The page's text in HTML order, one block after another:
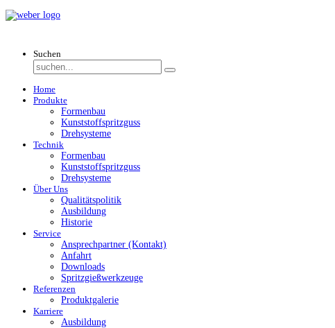
Suchen
Home
Produkte
Formenbau
Kunststoffspritzguss
Drehsysteme
Technik
Formenbau
Kunststoffspritzguss
Drehsysteme
Über Uns
Qualitätspolitik
Ausbildung
Historie
Service
Ansprechpartner (Kontakt)
Anfahrt
Downloads
Spritzgießwerkzeuge
Referenzen
Produktgalerie
Karriere
Ausbildung